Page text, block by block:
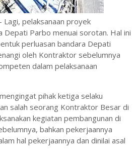
Lagi, pelaksanaan proyek
Depati Parbo menuai sorotan. Hal ini
perluasan bandara Depati
oleh Kontraktor sebelumnya
dalam pelaksanaan
pihak ketiga selaku
salah seorang Kontraktor Besar di
kegiatan pembangunan di
bahkan pekerjaannya
hal pekerjaannya dan dinilai asal